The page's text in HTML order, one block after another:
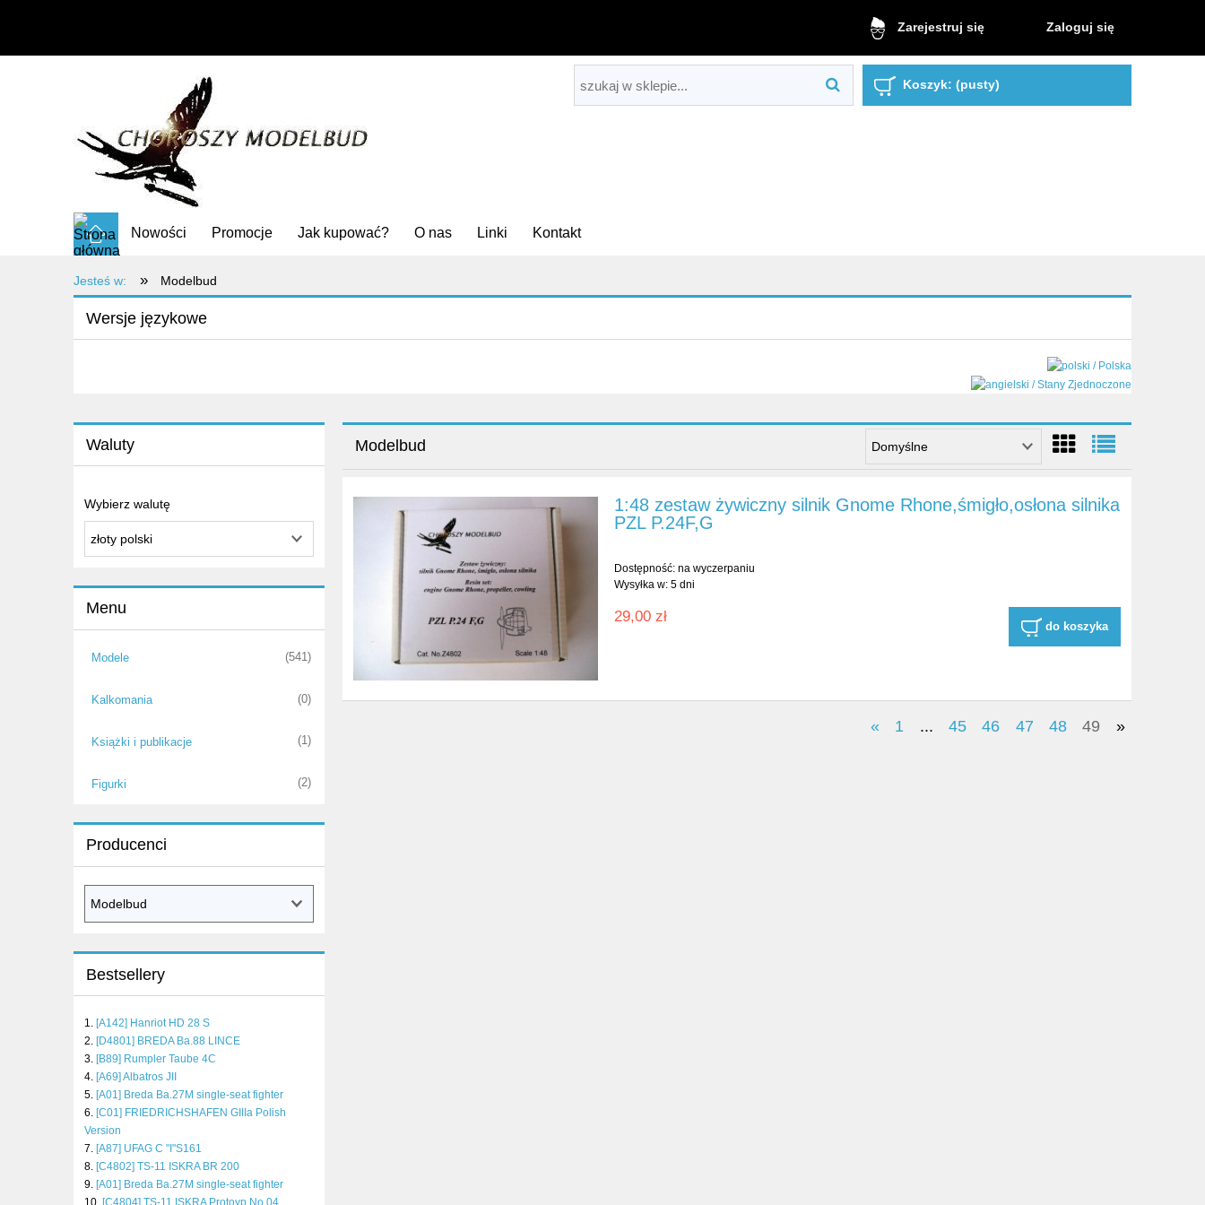
Zarejestruj się Zaloguj się
Koszyk: (pusty)
Nowości Promocje Jak kupować? O nas Linki Kontakt
Jesteś w: » Modelbud
Wersje językowe
Waluty
Wybierz walutę
Menu
Modele (541)
Kalkomania (0)
Książki i publikacje (1)
Figurki (2)
Producenci
Bestsellery
[A142] Hanriot HD 28 S
[D4801] BREDA Ba.88 LINCE
[B89] Rumpler Taube 4C
[A69] Albatros JII
[A01] Breda Ba.27M single-seat fighter
[C01] FRIEDRICHSHAFEN GIIIa Polish
Version
[A87] UFAG C "I"S161
[C4802] TS-11 ISKRA BR 200
[A01] Breda Ba.27M single-seat fighter
Modelbud
1:48 zestaw żywiczny silnik Gnome Rhone,śmigło,osłona silnika
PZL P.24F,G
Dostępność: na wyczerpaniu
Wysyłka w: 5 dni
29,00 zł
do koszyka
« 1 ... 45 46 47 48 49 »